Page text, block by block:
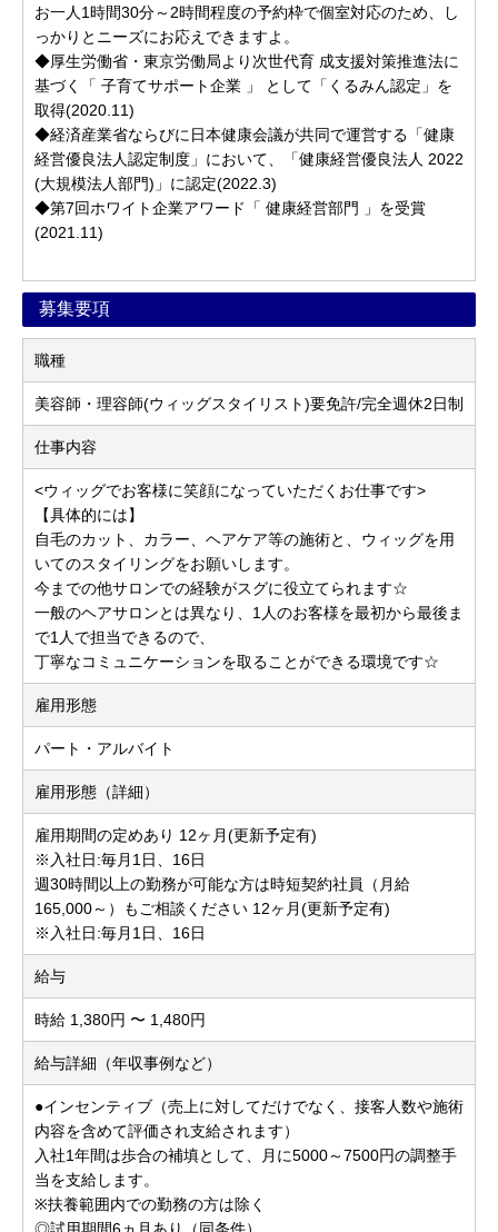
お一人1時間30分～2時間程度の予約枠で個室対応のため、し
っかりとニーズにお応えできますよ。
◆厚生労働省・東京労働局より次世代育 成支援対策推進法に
基づく「 子育てサポート企業 」 として「くるみん認定」を
取得(2020.11)
◆経済産業省ならびに日本健康会議が共同で運営する「健康
経営優良法人認定制度」において、「健康経営優良法人 2022
(大規模法人部門)」に認定(2022.3)
◆第7回ホワイト企業アワード「 健康経営部門 」を受賞
(2021.11)
募集要項
職種
美容師・理容師(ウィッグスタイリスト)要免許/完全週休2日制
仕事内容
<ウィッグでお客様に笑顔になっていただくお仕事です>
【具体的には】
自毛のカット、カラー、ヘアケア等の施術と、ウィッグを用
いてのスタイリングをお願いします。
今までの他サロンでの経験がスグに役立てられます☆
一般のヘアサロンとは異なり、1人のお客様を最初から最後ま
で1人で担当できるので、
丁寧なコミュニケーションを取ることができる環境です☆
雇用形態
パート・アルバイト
雇用形態（詳細）
雇用期間の定めあり 12ヶ月(更新予定有)
※入社日:毎月1日、16日
週30時間以上の勤務が可能な方は時短契約社員（月給
165,000～）もご相談ください 12ヶ月(更新予定有)
※入社日:毎月1日、16日
給与
時給 1,380円 〜 1,480円
給与詳細（年収事例など）
●インセンティブ（売上に対してだけでなく、接客人数や施術
内容を含めて評価され支給されます）
入社1年間は歩合の補填として、月に5000～7500円の調整手
当を支給します。
※扶養範囲内での勤務の方は除く